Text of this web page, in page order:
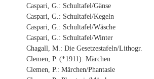
Caspari, G.: Schultafel/Gänse
Caspari, G.: Schultafel/Kegeln
Caspari, G.: Schultafel/Wäsche
Caspari, G.: Schultafel/Winter
Chagall, M.: Die Gesetzestafeln/Lithogr.
Clemen, P. (*1911): Märchen
Clemen, P.: Märchen/Phantasie